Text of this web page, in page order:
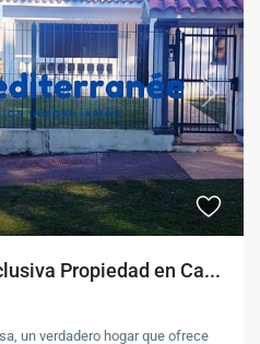
Next
Propiedad en Ca...
un verdadero hogar que ofrece